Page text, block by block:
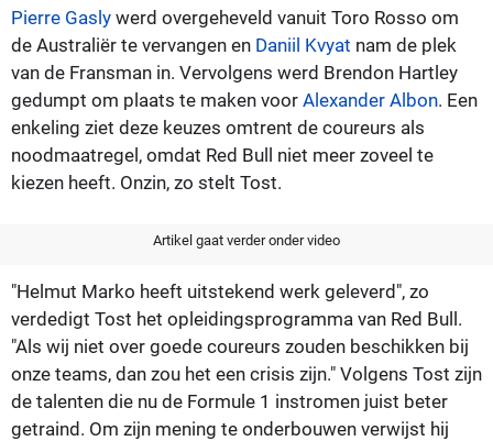
Pierre Gasly werd overgeheveld vanuit Toro Rosso om
de Australiër te vervangen en Daniil Kvyat nam de plek
van de Fransman in. Vervolgens werd Brendon Hartley
gedumpt om plaats te maken voor Alexander Albon. Een
enkeling ziet deze keuzes omtrent de coureurs als
noodmaatregel, omdat Red Bull niet meer zoveel te
kiezen heeft. Onzin, zo stelt Tost.
Artikel gaat verder onder video
"Helmut Marko heeft uitstekend werk geleverd", zo
verdedigt Tost het opleidingsprogramma van Red Bull.
"Als wij niet over goede coureurs zouden beschikken bij
onze teams, dan zou het een crisis zijn." Volgens Tost zijn
de talenten die nu de Formule 1 instromen juist beter
getraind. Om zijn mening te onderbouwen verwijst hij